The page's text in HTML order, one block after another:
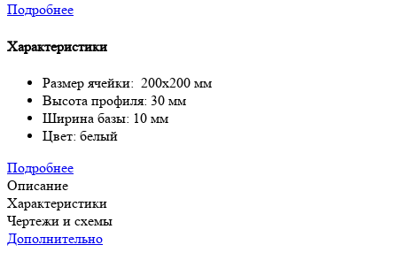
Подробнее
Характеристики
Размер ячейки: 200х200 мм
Высота профиля: 30 мм
Ширина базы: 10 мм
Цвет: белый
Подробнее
Описание
Характеристики
Чертежи и схемы
Дополнительно